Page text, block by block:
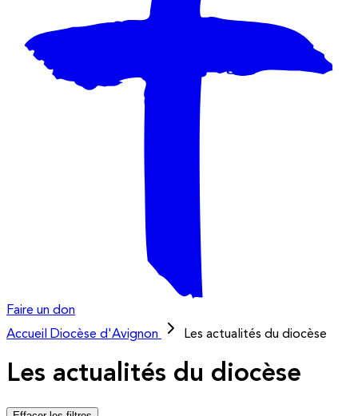
Faire un don
Accueil
Diocèse d'Avignon Les actualités du diocèse
Les actualités du diocèse